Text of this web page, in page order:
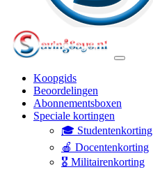
Koopgids
Beoordelingen
Abonnementsboxen
Speciale kortingen
🎓 Studentenkorting
🍎 Docentenkorting
🎖️ Militairenkorting